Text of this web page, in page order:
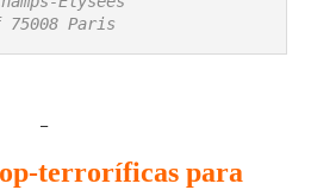
75008 Paris
terroríficas para